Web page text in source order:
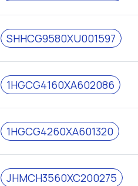
SHHCG9580XU001597
1HGCG4160XA602086
1HGCG4260XA601320
JHMCH3560XC200275